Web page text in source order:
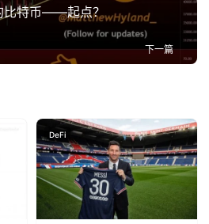
比特币——起点？
下一篇
DeFi